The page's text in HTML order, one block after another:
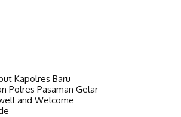
Kapolres Baru
Polres Pasaman Gelar
and Welcome